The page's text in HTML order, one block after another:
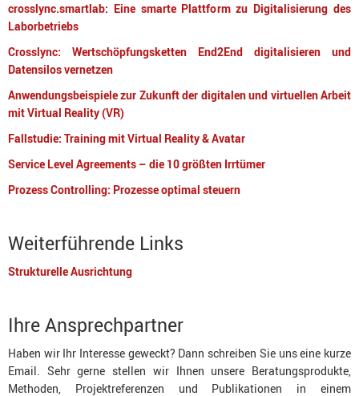
crosslync.smartlab: Eine smarte Plattform zu Digitalisierung des
Laborbetriebs
Crosslync: Wertschöpfungsketten End2End digitalisieren und
Datensilos vernetzen
Anwendungsbeispiele zur Zukunft der digitalen und virtuellen Arbeit
mit Virtual Reality (VR)
Fallstudie: Training mit Virtual Reality & Avatar
Service Level Agreements – die 10 größten Irrtümer
Prozess Controlling: Prozesse optimal steuern
Weiterführende Links
Strukturelle Ausrichtung
Ihre Ansprechpartner
Haben wir Ihr Interesse geweckt? Dann schreiben Sie uns eine kurze
Email. Sehr gerne stellen wir Ihnen unsere Beratungsprodukte,
Methoden, Projektreferenzen und Publikationen in einem